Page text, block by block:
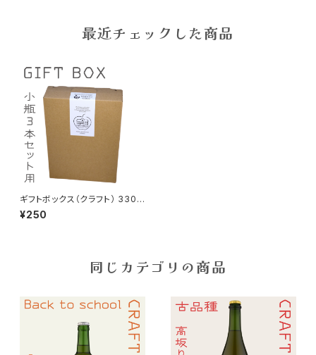
最近チェックした商品
ギフトボックス（クラフト） 330m
l 小瓶 3本セット用
¥250
同じカテゴリの商品